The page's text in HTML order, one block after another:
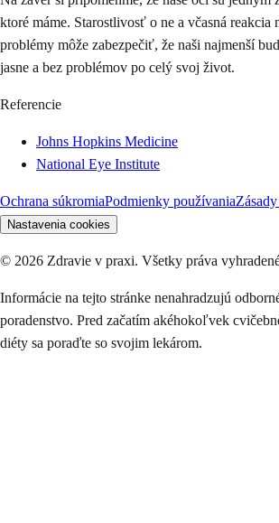
ktoré máme. Starostlivosť o ne a včasná reakcia
problémy môže zabezpečiť, že naši najmenší
jasne a bez problémov po celý svoj život.
Referencie
Johns Hopkins Medicine
National Eye Institute
Ochrana súkromiaPodmienky používania
Nastavenia cookies
© 2026 Zdravie v praxi. Všetky práva
Informácie na tejto stránke nenahradzujú
poradenstvo. Pred začatím akéhokoľvek
diéty sa poraďte so svojim lekárom.